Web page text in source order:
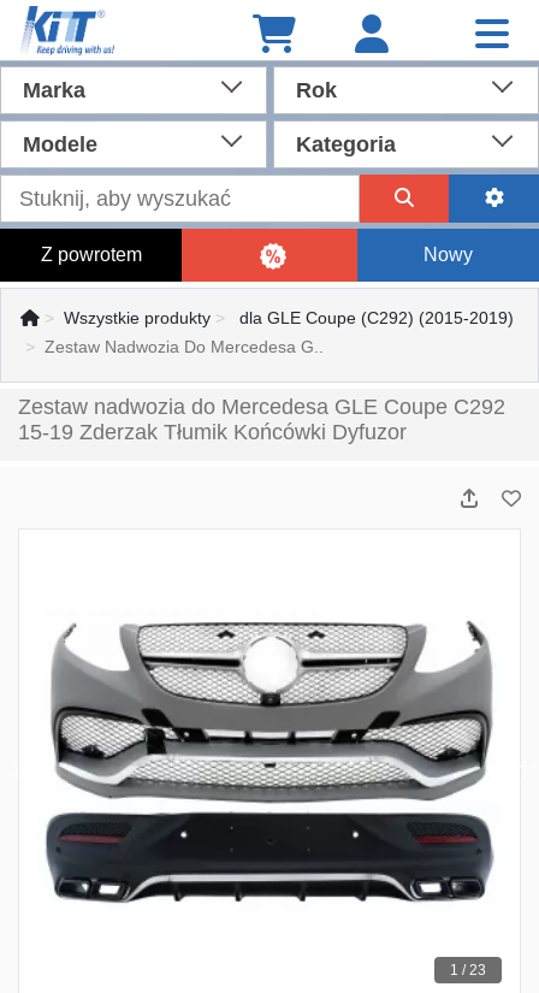
Marka Rok
Modele Kategoria
Z powrotem Nowy
Wszystkie produkty
dla GLE Coupe (C292) (2015-2019)
Zestaw Nadwozia Do Mercedesa G..
Zestaw nadwozia do Mercedesa GLE Coupe C292
15-19 Zderzak Tłumik Końcówki Dyfuzor
1 / 23